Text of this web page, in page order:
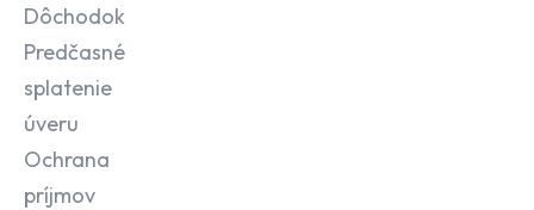
Dôchodok
Predčasné
splatenie
úveru
Ochrana
príjmov